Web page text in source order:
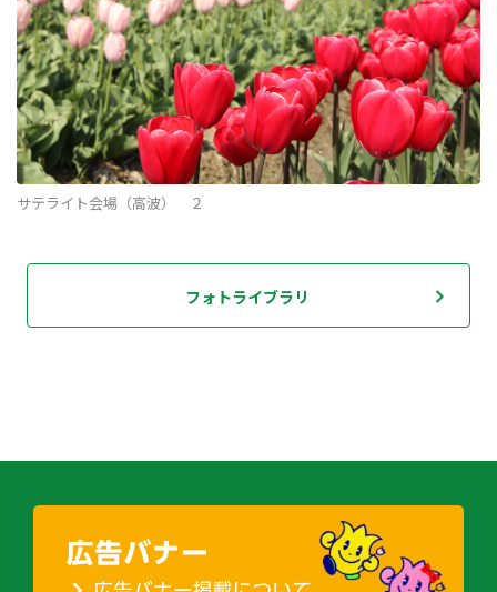
サテライト会場（高波） ２
フォトライブラリ